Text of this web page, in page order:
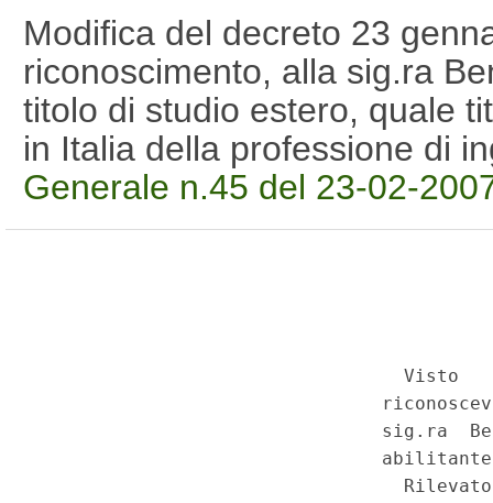
Modifica del decreto 23
riconoscimento, alla sig.ra
titolo di studio estero, quale
in Italia della professione di
Generale n.45 del 23-02-